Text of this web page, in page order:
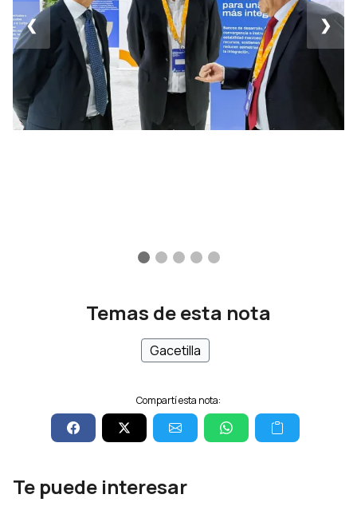
❮ ❯
Temas de esta nota
Gacetilla
Compartí esta nota:
Te puede interesar